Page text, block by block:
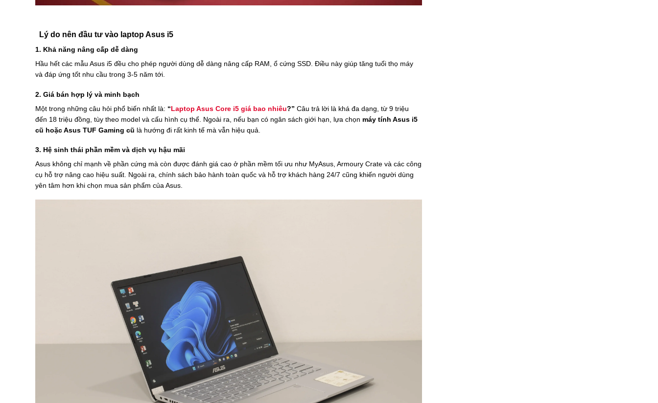
Lý do nên đầu tư vào laptop Asus i5
1. Khả năng nâng cấp dễ dàng
Hầu hết các mẫu Asus i5 đều cho phép người dùng dễ dàng nâng cấp RAM, ổ cứng SSD. Điều này giúp tăng tuổi thọ máy
và đáp ứng tốt nhu cầu trong 3-5 năm tới.
2. Giá bán hợp lý và minh bạch
Một trong những câu hỏi phổ biến nhất là: “Laptop Asus Core i5 giá bao nhiêu?” Câu trả lời là khá đa dạng, từ 9 triệu
đến 18 triệu đồng, tùy theo model và cấu hình cụ thể. Ngoài ra, nếu bạn có ngân sách giới hạn, lựa chọn máy tính Asus i5
cũ hoặc Asus TUF Gaming cũ là hướng đi rất kinh tế mà vẫn hiệu quả.
3. Hệ sinh thái phần mềm và dịch vụ hậu mãi
Asus không chỉ mạnh về phần cứng mà còn được đánh giá cao ở phần mềm tối ưu như MyAsus, Armoury Crate và các công
cụ hỗ trợ nâng cao hiệu suất. Ngoài ra, chính sách bảo hành toàn quốc và hỗ trợ khách hàng 24/7 cũng khiến người dùng
yên tâm hơn khi chọn mua sản phẩm của Asus.